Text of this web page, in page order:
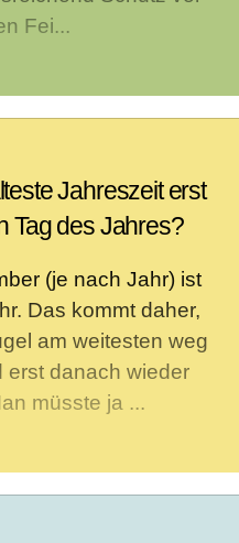
Fei...
Jahreszeit erst
Tag des Jahres?
(je nach Jahr) ist
Das kommt daher,
am weitesten weg
erst danach wieder
müsste ja ...